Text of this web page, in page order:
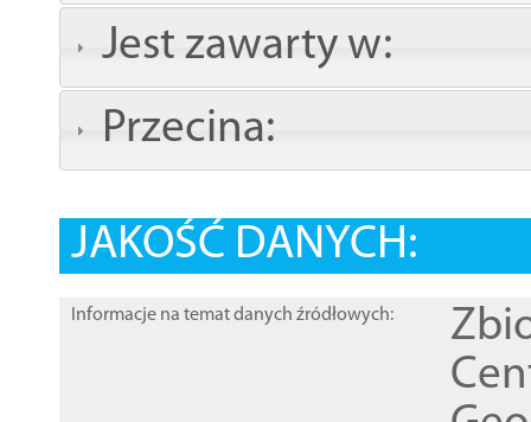
Jest zawarty w:
Przecina:
JAKOŚĆ DANYCH:
Informacje na temat danych źródłowych: